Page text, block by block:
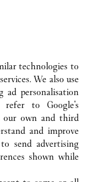
Pinterest
in New Tab
Tumblr
in New Tab
CHINA
LIAONING
ROAD
technologies to
We also use
ad personalisation
refer to Google's
our own and third
and improve
send advertising
shown while